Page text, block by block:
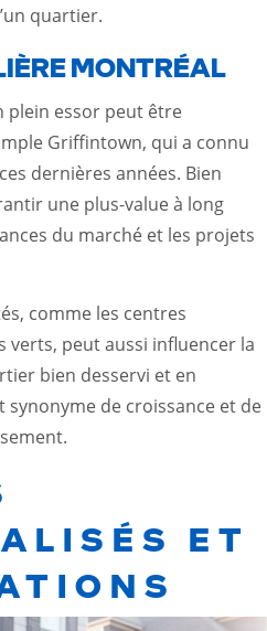
quartier.
MONTRÉAL
plein essor peut être
Griffintown, qui a connu
dernières années. Bien
une plus-value à long
du marché et les projets
comme les centres
verts, peut aussi influencer la
bien desservi et en
de croissance et de
ET